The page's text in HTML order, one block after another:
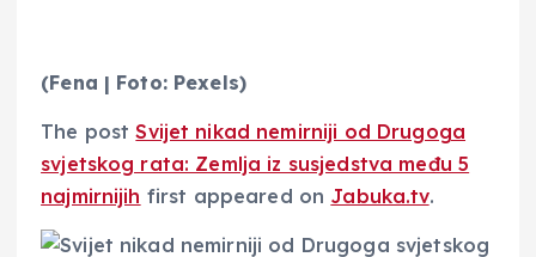
(Fena | Foto: Pexels)
The postSvijet nikad nemirniji od Drugoga
svjetskog rata: Zemlja iz susjedstva među 5
najmirnijih first appeared on Jabuka.tv.